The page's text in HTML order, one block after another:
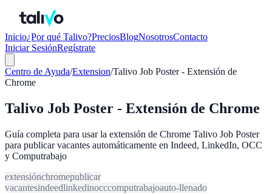
Inicio¿Por qué Talivo?PreciosBlogNosotrosContacto
Iniciar SesiónRegístrate
Centro de Ayuda/Extension/Talivo Job Poster - Extensión de
Chrome
Talivo Job Poster - Extensión de Chrome
Guía completa para usar la extensión de Chrome Talivo Job Poster
para publicar vacantes automáticamente en Indeed, LinkedIn, OCC
y Computrabajo
extensiónchromepublicar
vacantesindeedlinkedinocccomputrabajoauto-llenado